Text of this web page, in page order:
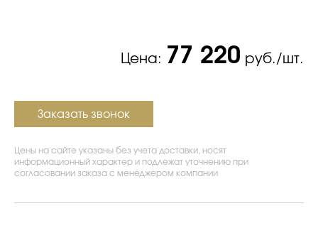
Цена: 77 220 руб./шт.
Заказать звонок
Цены на сайте указаны без учета доставки, носят
информационный характер и подлежат уточнению при
согласовании заказа с менеджером компании